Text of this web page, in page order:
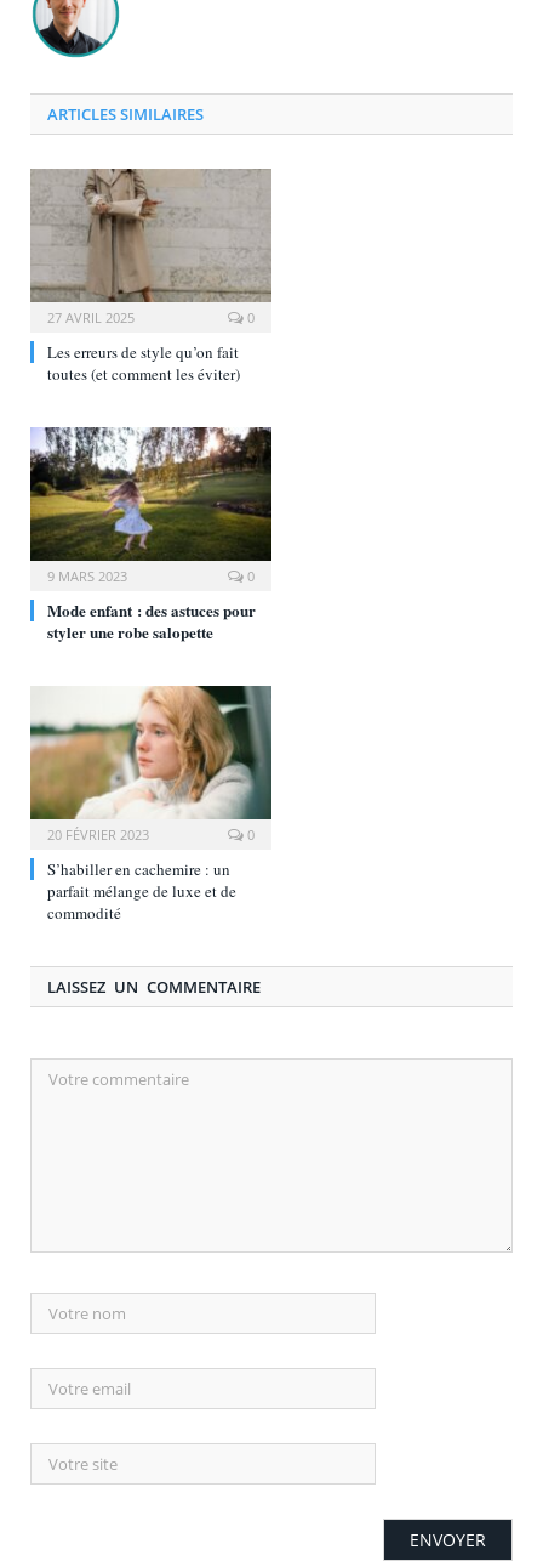
ARTICLES SIMILAIRES
27 AVRIL 2025 0
Les erreurs de style qu’on fait
toutes (et comment les éviter)
9 MARS 2023 0
Mode enfant : des astuces pour
styler une robe salopette
20 FÉVRIER 2023 0
S’habiller en cachemire : un
parfait mélange de luxe et de
commodité
LAISSEZ UN COMMENTAIRE